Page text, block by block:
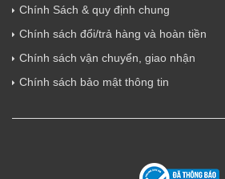
Chính Sách & quy định chung
Chính sách đổi/trả hàng và hoàn tiền
Chính sách vận chuyển, giao nhận
Chính sách bảo mật thông tin